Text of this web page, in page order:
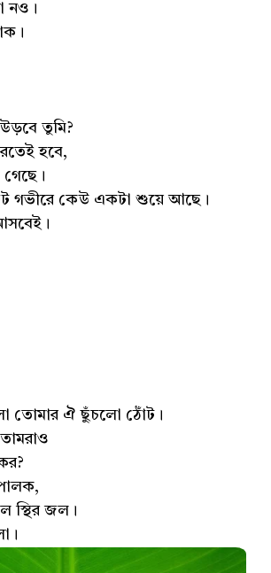
নও।
তুমি?
হবে,
ফুট গভীরে কেউ একটা শুয়ে আছে।
তোমার ঐ ছুঁচলো ঠোঁট।
স্থির জল।